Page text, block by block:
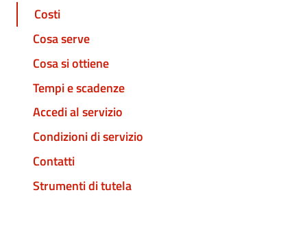
Costi
Cosa serve
Cosa si ottiene
Tempi e scadenze
Accedi al servizio
Condizioni di servizio
Contatti
Strumenti di tutela